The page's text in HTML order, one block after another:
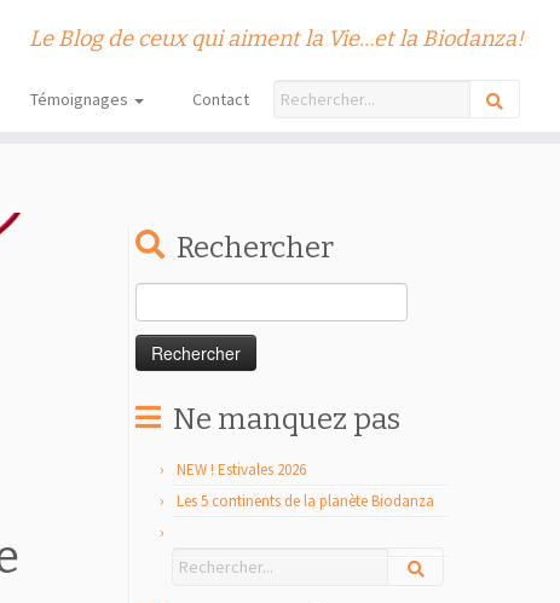
Le Blog de ceux qui aiment la Vie…et la Biodanza!
Témoignages Contact
Rechercher
Ne manquez pas
NEW ! Estivales 2026
Les 5 continents de la planète Biodanza